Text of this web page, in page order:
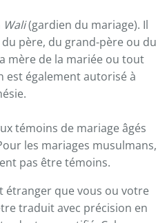
Wali(gardien du mariage). Il
père, du grand-père ou du
mère de la mariée ou tout
également autorisé à
témoins de mariage âgés
les mariages musulmans,
pas être témoins.
étranger que vous ou votre
traduit avec précision en